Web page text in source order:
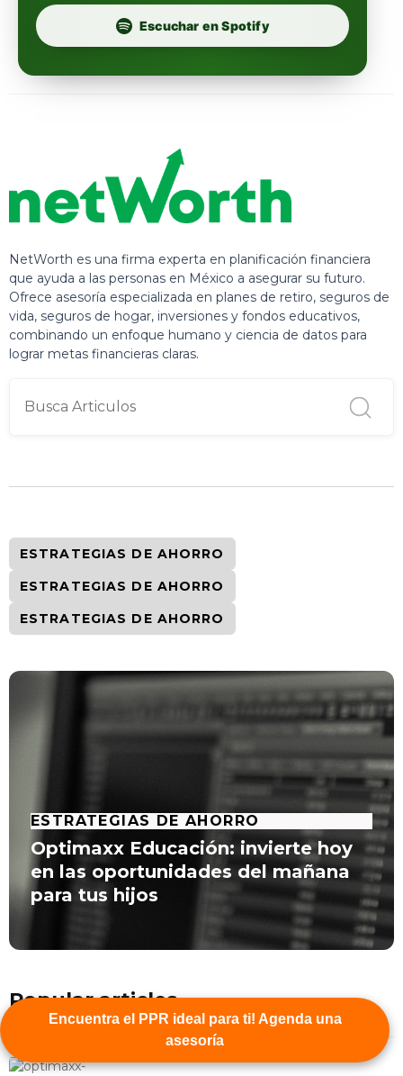
Encuentra el PPR ideal para ti! Agenda una
asesoría
NetWorth es una firma experta en planificación financiera
que ayuda a las personas en México a asegurar su futuro.
Ofrece asesoría especializada en planes de retiro, seguros de
vida, seguros de hogar, inversiones y fondos educativos,
combinando un enfoque humano y ciencia de datos para
lograr metas financieras claras.
ESTRATEGIAS DE AHORRO
ESTRATEGIAS DE AHORRO
ESTRATEGIAS DE AHORRO
ESTRATEGIAS DE AHORRO
Optimaxx Educación: invierte hoy
en las oportunidades del mañana
para tus hijos
Popular articles
Escuchar en Spotify